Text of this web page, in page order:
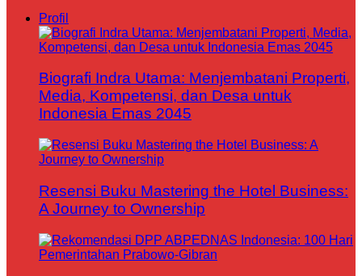
Profil
Biografi Indra Utama: Menjembatani Properti,
Media, Kompetensi, dan Desa untuk
Indonesia Emas 2045
Resensi Buku Mastering the Hotel Business:
A Journey to Ownership